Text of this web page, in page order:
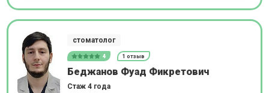
стоматолог
4 1 отзыв
Беджанов Фуад Фикретович
Стаж 4 года